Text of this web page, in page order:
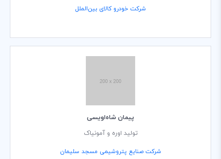
شرکت خودرو کالای بین‌الملل
پیمان شاه‌اویسی
تولید اوره و آمونیاک
شرکت صنایع پتروشیمی مسجد سلیمان